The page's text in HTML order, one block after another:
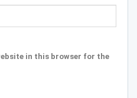
in this browser for the